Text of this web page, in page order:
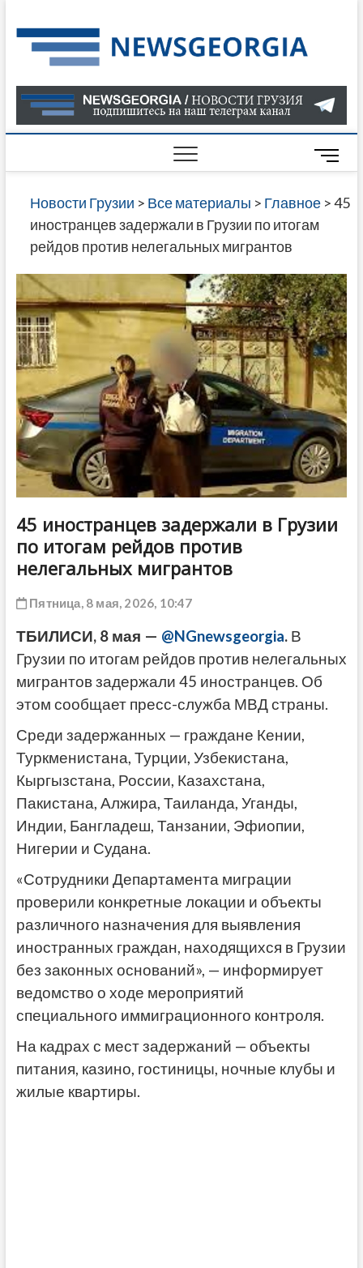
to
content
О
В
ГРУЗИИ
САЙТЕ
M
e
n
t
t
o
n
Новости Грузии > Все материалы > Главное>45
иностранцев задержали в Грузии по итогам
рейдов против нелегальных мигрантов
45 иностранцев задержали в Грузии
по итогам рейдов против
нелегальных мигрантов
Пятница, 8 мая, 2026, 10:47
ТБИЛИСИ, 8 мая — @NGnewsgeorgia.В
Грузии по итогам рейдов против нелегальных
мигрантов задержали 45 иностранцев. Об
этом сообщает пресс-служба МВД страны.
Среди задержанных — граждане Кении,
Туркменистана, Турции, Узбекистана,
Кыргызстана, России, Казахстана,
Пакистана, Алжира, Таиланда, Уганды,
Индии, Бангладеш, Танзании, Эфиопии,
Нигерии и Судана.
«Сотрудники Департамента миграции
проверили конкретные локации и объекты
различного назначения для выявления
иностранных граждан, находящихся в Грузии
без законных оснований», — информирует
ведомство о ходе мероприятий
специального иммиграционного контроля.
На кадрах с мест задержаний — объекты
питания, казино, гостиницы, ночные клубы и
жилые квартиры.